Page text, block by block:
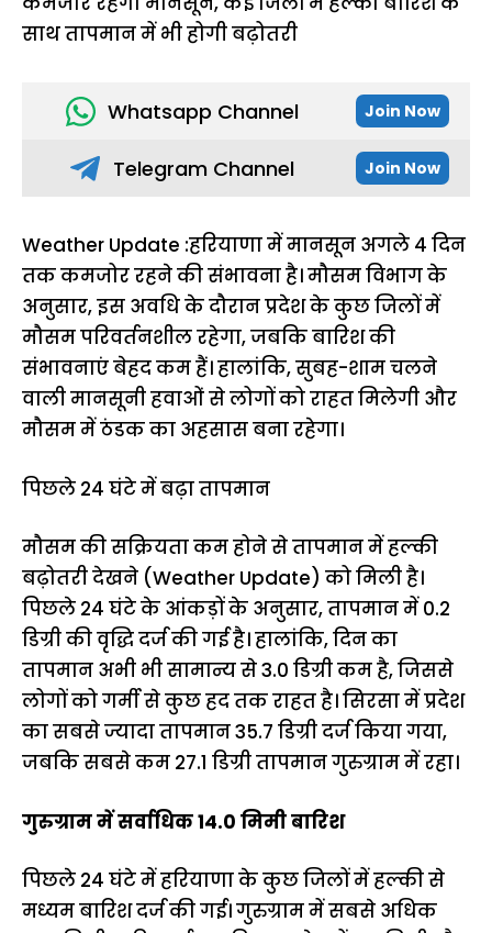
Whatsapp Channel Join Now
Telegram Channel Join Now
Weather Update :हरियाणा में मानसून अगले 4 दिन
तक कमजोर रहने की संभावना है। मौसम विभाग के
अनुसार, इस अवधि के दौरान प्रदेश के कुछ जिलों में
मौसम परिवर्तनशील रहेगा, जबकि बारिश की
संभावनाएं बेहद कम हैं। हालांकि, सुबह-शाम चलने
वाली मानसूनी हवाओं से लोगों को राहत मिलेगी और
मौसम में ठंडक का अहसास बना रहेगा।
पिछले 24 घंटे में बढ़ा तापमान
मौसम की सक्रियता कम होने से तापमान में हल्की
बढ़ोतरी देखने (Weather Update) को मिली है।
पिछले 24 घंटे के आंकड़ों के अनुसार, तापमान में 0.2
डिग्री की वृद्धि दर्ज की गई है। हालांकि, दिन का
तापमान अभी भी सामान्य से 3.0 डिग्री कम है, जिससे
लोगों को गर्मी से कुछ हद तक राहत है। सिरसा में प्रदेश
का सबसे ज्यादा तापमान 35.7 डिग्री दर्ज किया गया,
जबकि सबसे कम 27.1 डिग्री तापमान गुरुग्राम में रहा।
गुरुग्राम में सर्वाधिक 14.0 मिमी बारिश
पिछले 24 घंटे में हरियाणा के कुछ जिलों में हल्की से
मध्यम बारिश दर्ज की गई। गुरुग्राम में सबसे अधिक